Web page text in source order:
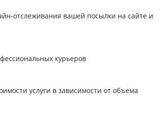
отслеживания вашей посылки на сайте и
курьеров
услуги в зависимости от объема